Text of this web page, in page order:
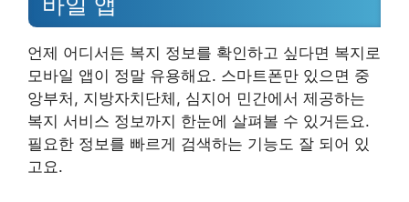
언제 어디서든 복지 정보를 확인하고 싶다면 복지로
모바일 앱이 정말 유용해요. 스마트폰만 있으면 중
앙부처, 지방자치단체, 심지어 민간에서 제공하는
복지 서비스 정보까지 한눈에 살펴볼 수 있거든요.
필요한 정보를 빠르게 검색하는 기능도 잘 되어 있
고요.